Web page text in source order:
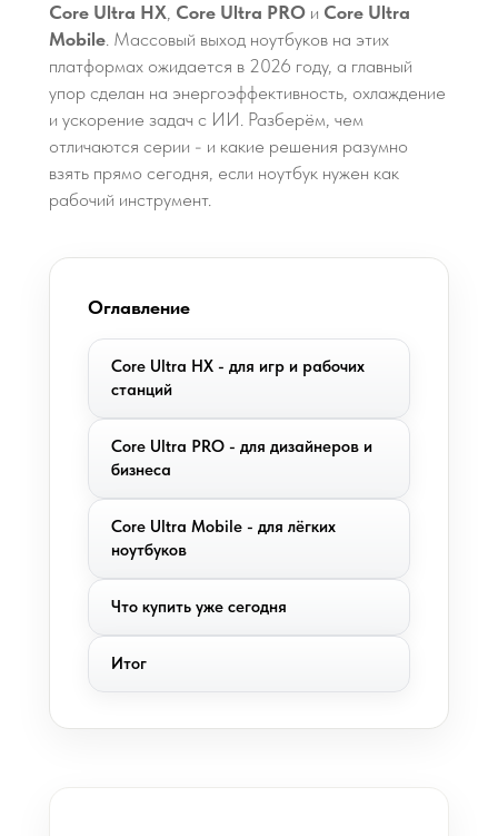
Core Ultra HX, Core Ultra PRO и Core Ultra
Mobile. Массовый выход ноутбуков на этих
платформах ожидается в 2026 году, а главный
упор сделан на энергоэффективность, охлаждение
и ускорение задач с ИИ. Разберём, чем
отличаются серии - и какие решения разумно
взять прямо сегодня, если ноутбук нужен как
рабочий инструмент.
Оглавление
Core Ultra HX - для игр и рабочих
станций
Core Ultra PRO - для дизайнеров и
бизнеса
Core Ultra Mobile - для лёгких
ноутбуков
Что купить уже сегодня
Итог